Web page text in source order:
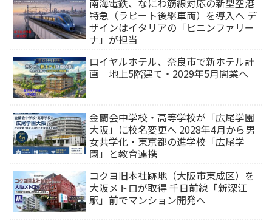
特急（ラピート後継車両）を導入へ デ
ザインはイタリアの「ピニンファリー
ナ」が担当
ロイヤルホテル、奈良市で新ホテル計
画 地上5階建て・2029年5月開業へ
金蘭会中学校・高等学校が「広尾学園
大阪」に校名変更へ 2028年4月から男
女共学化・東京都の進学校「広尾学
園」と教育連携
コクヨ旧本社跡地（大阪市東成区）を
大阪メトロが取得 千日前線「新深江
駅」前でマンション開発へ